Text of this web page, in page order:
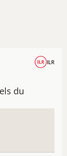
du
ILR